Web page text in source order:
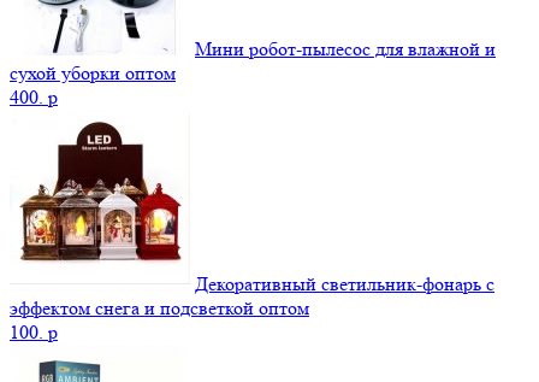
Мини робот-пылесос для влажной и
сухой уборки оптом
400. p
Декоративный светильник-фонарь с
эффектом снега и подсветкой оптом
100. p